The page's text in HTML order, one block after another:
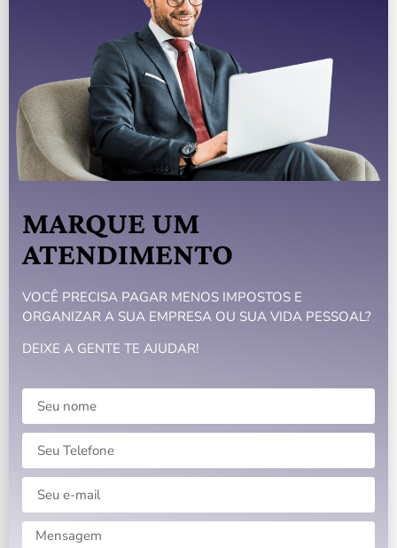
MARQUE UM
ATENDIMENTO
VOCÊ PRECISA PAGAR MENOS IMPOSTOS E
ORGANIZAR A SUA EMPRESA OU SUA VIDA PESSOAL?
DEIXE A GENTE TE AJUDAR!